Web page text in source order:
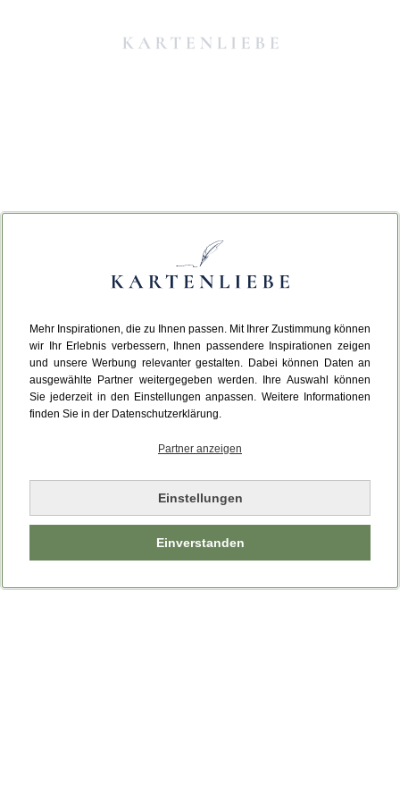
Mehr Inspirationen, die zu Ihnen passen. Mit Ihrer Zustimmung können
wir Ihr Erlebnis verbessern, Ihnen passendere Inspirationen zeigen
und unsere Werbung relevanter gestalten. Dabei können Daten an
ausgewählte Partner weitergegeben werden. Ihre Auswahl können
Sie jederzeit in den Einstellungen anpassen. Weitere Informationen
finden Sie in der Datenschutzerklärung.
Partner anzeigen
Einstellungen
Einverstanden
Da ist etwas schiefgelaufen.
Leider ist ein technischer Fehler aufgetreten.
Bitte laden Sie die Seite neu.